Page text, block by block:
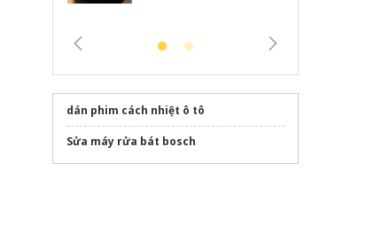
dán phim cách nhiệt ô tô
Sửa máy rửa bát bosch